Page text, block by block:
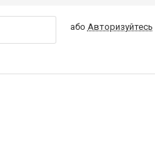
або Авторизуйтесь